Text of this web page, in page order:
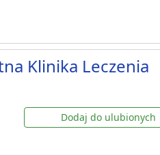
Klinika Leczenia
Dodaj do ulubionych